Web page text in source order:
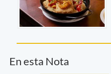
En esta Nota